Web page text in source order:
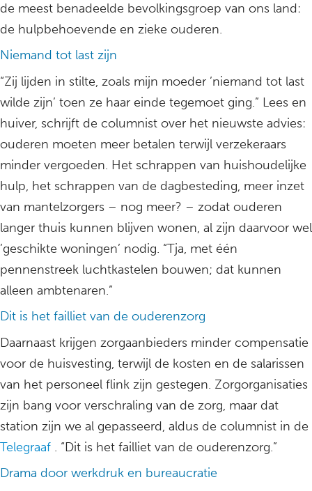
de meest benadeelde bevolkingsgroep van ons land:
de hulpbehoevende en zieke ouderen.
Niemand tot last zijn
“Zij lijden in stilte, zoals mijn moeder ’niemand tot last
wilde zijn’ toen ze haar einde tegemoet ging.” Lees en
huiver, schrijft de columnist over het nieuwste advies:
ouderen moeten meer betalen terwijl verzekeraars
minder vergoeden. Het schrappen van huishoudelijke
hulp, het schrappen van de dagbesteding, meer inzet
van mantelzorgers – nog meer? – zodat ouderen
langer thuis kunnen blijven wonen, al zijn daarvoor wel
’geschikte woningen’ nodig. “Tja, met één
pennenstreek luchtkastelen bouwen; dat kunnen
alleen ambtenaren.”
Dit is het failliet van de ouderenzorg
Daarnaast krijgen zorgaanbieders minder compensatie
voor de huisvesting, terwijl de kosten en de salarissen
van het personeel flink zijn gestegen. Zorgorganisaties
zijn bang voor verschraling van de zorg, maar dat
station zijn we al gepasseerd, aldus de columnist in de
Telegraaf . “Dit is het failliet van de ouderenzorg.”
Drama door werkdruk en bureaucratie